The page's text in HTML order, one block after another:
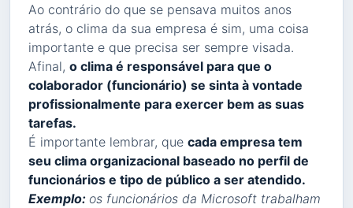
Ao contrário do que se pensava muitos anos
atrás, o clima da sua empresa é sim, uma coisa
importante e que precisa ser sempre visada.
Afinal, o clima é responsável para que o
colaborador (funcionário) se sinta à vontade
profissionalmente para exercer bem as suas
tarefas.
É importante lembrar, que cada empresa tem
seu clima organizacional baseado no perfil de
funcionários e tipo de público a ser atendido.
Exemplo: os funcionários da Microsoft trabalham